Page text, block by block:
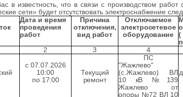
в известность, что в связи с производством
сети» будет отсутствовать электроснабжение
Дата и время
проведения
работ
Причина
отключения,
вид работ
Отключаемое
электросетевое
оборудование
(
2 3 4
c 07.07.2026
10:00
по 17:00
Текущий
ремонт
ПС
"Жажлево"
(с.Жажлево) ВЛ
10
кВ
№139
Жажлевоот
опоры №72 ВЛ 10